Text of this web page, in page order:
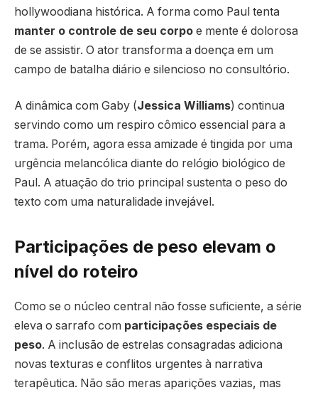
hollywoodiana histórica. A forma como Paul tenta
manter o controle de seu corpo e mente é dolorosa
de se assistir. O ator transforma a doença em um
campo de batalha diário e silencioso no consultório.
A dinâmica com Gaby (Jessica Williams) continua
servindo como um respiro cômico essencial para a
trama. Porém, agora essa amizade é tingida por uma
urgência melancólica diante do relógio biológico de
Paul. A atuação do trio principal sustenta o peso do
texto com uma naturalidade invejável.
Participações de peso elevam o
nível do roteiro
Como se o núcleo central não fosse suficiente, a série
eleva o sarrafo com participações especiais de
peso. A inclusão de estrelas consagradas adiciona
novas texturas e conflitos urgentes à narrativa
terapêutica. Não são meras aparições vazias, mas